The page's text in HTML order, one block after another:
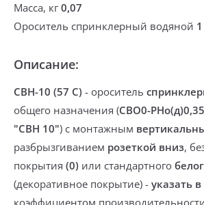
Масса, кг0,07
Ороситель спринклерный водяной
Описание:
СВН-10 (57 С) - ороситель
общего назначения (CBO0-
"CBН 10") с монтажным
разбрызгиванием розеткой вниз,
покрытия (0) или стандартного
(декоративное покрытие) - указать в
коэффициентом